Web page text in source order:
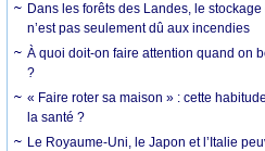
Dans les forêts des Landes, le
n’est pas seulement dû aux incendies
À quoi doit-on faire attention quand on
?
« Faire roter sa maison » : cette
la santé ?
Le Royaume-Uni, le Japon et l’Italie